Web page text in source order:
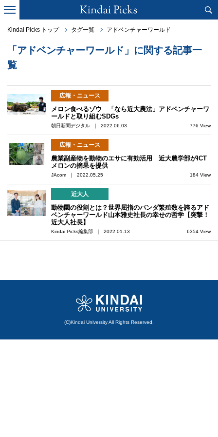
Kindai Picks トップ タグ一覧 アドベンチャーワールド
「アドベンチャーワールド」に関する記事一
覧
広報・ニュース
メロン食べるゾウ 「なら近大農法」アドベンチャーワ
ールドと取り組むSDGs
朝日新聞デジタル ｜ 2022.06.03 776 View
広報・ニュース
農業副産物を動物のエサに有効活用 近大農学部がICT
メロンの摘果を提供
JAcom ｜ 2022.05.25 184 View
近大人
動物園の役割とは？世界屈指のパンダ繁殖数を誇るアド
ベンチャーワールド山本雅史社長の幸せの哲学【突撃！
近大人社長】
Kindai Picks編集部 ｜ 2022.01.13 6354 View
(C)Kindai University All Rights Reserved.